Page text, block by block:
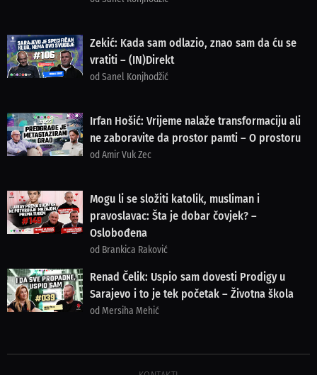
Zekić: Kada sam odlazio, znao sam da ću se
vratiti – (IN)Direkt
od Sanel Konjhodžić
Irfan Hošić: Vrijeme nalaže transformaciju ali
ne zaboravite da prostor pamti – O prostoru
od Amir Vuk Zec
Mogu li se složiti katolik, musliman i
pravoslavac: Šta je dobar čovjek? –
Oslobođena
od Brankica Raković
Renad Čelik: Uspio sam dovesti Prodigy u
Sarajevo i to je tek početak – Životna škola
od Mersiha Mehić